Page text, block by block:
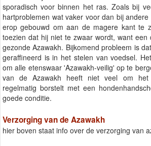
sporadisch voor binnen het ras. Zoals bij
hartproblemen wat vaker voor dan bij
erop gebouwd om aan de magere kant te
toezien dat hij niet te zwaar wordt, want een
gezonde Azawakh. Bijkomend probleem is
geraffineerd is in het stelen van voedsel.
om alle etenswaar 'Azawakh-veilig' op te
van de Azawakh heeft niet veel om
regelmatig borstelt met een
goede conditie.
Verzorging van de Azawakh
hier boven staat info over de verzorging van